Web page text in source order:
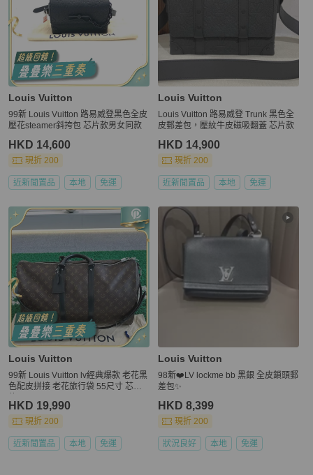
Louis Vuitton
99新 Louis Vuitton 路易威登黑色全皮
壓花steamer斜挎包 芯片款男女同款
HKD 14,600
現折 200
近新閒置品 本地 免運
Louis Vuitton
Louis Vuitton 路易威登 Trunk 黑色全
皮郵差包，壓紋牛皮磁吸翻蓋 芯片款
HKD 14,900
現折 200
近新閒置品 本地 免運
Louis Vuitton
99新 Louis Vuitton lv經典爆款 老花黑
色配皮拼接 老花旅行袋 55尺寸 芯片
HKD 19,990
現折 200
近新閒置品 本地 免運
Louis Vuitton
98新❤️LV lockme bb 黑銀 全皮鎖頭郵
差包✨
HKD 8,399
現折 200
狀況良好 本地 免運